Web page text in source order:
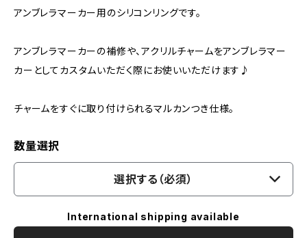
アンブレラマーカー用のシリコンリングです。
アンブレラマーカーの補修や、アクリルチャームをアンブレラマー
カーとしてカスタムいただく際にお使いいただけます♪
チャームをすぐに取り付けられるマルカンつき仕様。
数量選択
選択する（必須）
International shipping available